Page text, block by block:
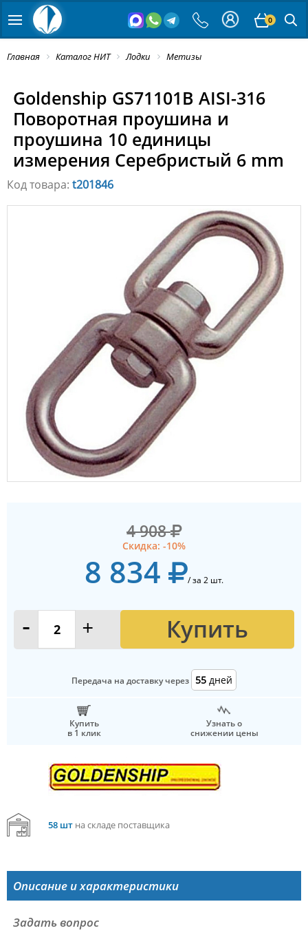
0
Главная Каталог НИТ Лодки Метизы
Goldenship GS71101B AISI-316
Поворотная проушина и
проушина 10 единицы
измерения Серебристый 6 mm
Код товара: t201846
4 908
Скидка: -10%
8 834 / за 2 шт.
- + Купить
Передача на доставку через 55 дней
Купить
в 1 клик
Узнать о
снижении цены
58 штна складе поставщика
Описание и характеристики
Задать вопрос